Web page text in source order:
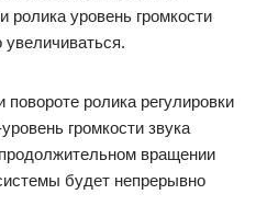
уровень громкости
ролика регулировки
громкости звука
вращении
будет непрерывно